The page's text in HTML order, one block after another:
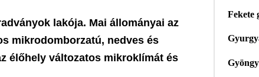
lakója. Mai állományai az
mikrodomborzatú, nedves és
élőhely változatos mikroklímát és
Fekete